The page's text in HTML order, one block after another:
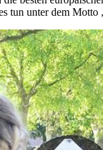
tun unter dem Motto